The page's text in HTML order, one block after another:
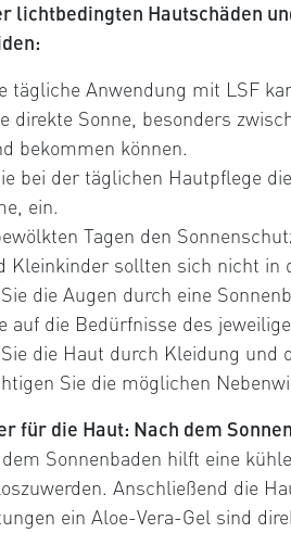
lichtbedingten Hautschäden
tägliche Anwendung mit LSF
direkte Sonne, besonders
bekommen können.
bei der täglichen Hautpflege
ein.
Tagen den
Kleinkinder sollten sich nicht in
die Augen durch eine
auf die Bedürfnisse des
die Haut durch Kleidung und
Sie die möglichen
für die Haut: Nach dem
Sonnenbaden hilft eine
Anschließend die
ein Aloe-Vera-Gel sind